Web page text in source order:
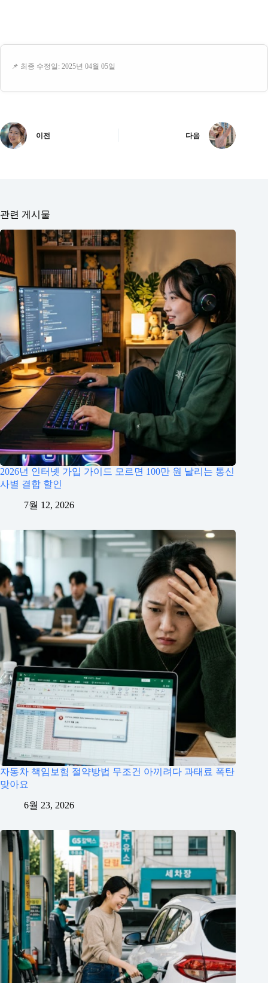
📌 최종 수정일: 2025년 04월 05일
이전 다음
관련 게시물
2026년 인터넷 가입 가이드 모르면 100만 원 날리는 통신
사별 결합 할인
7월 12, 2026
자동차 책임보험 절약방법 무조건 아끼려다 과태료 폭탄
맞아요
6월 23, 2026